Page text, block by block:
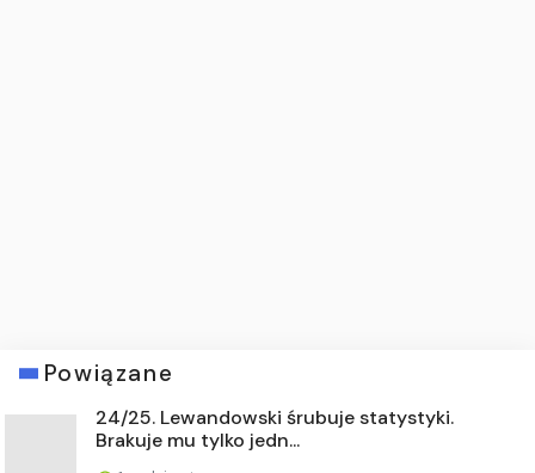
Powiązane
24/25. Lewandowski śrubuje statystyki.
Brakuje mu tylko jedn...